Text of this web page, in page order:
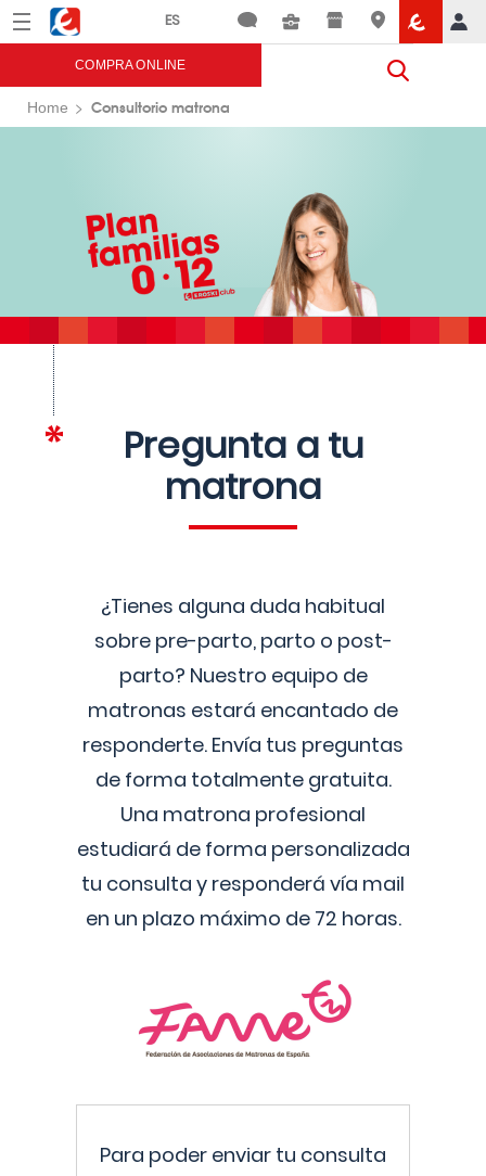
Menú Eroski
COMPRA ONLINE
Home Consultorio matrona
Pregunta a tu
matrona
¿Tienes alguna duda habitual
sobre pre-parto, parto o post-
parto? Nuestro equipo de
matronas estará encantado de
responderte. Envía tus preguntas
de forma totalmente gratuita.
Una matrona profesional
estudiará de forma personalizada
tu consulta y responderá vía mail
en un plazo máximo de 72 horas.
Para poder enviar tu consulta